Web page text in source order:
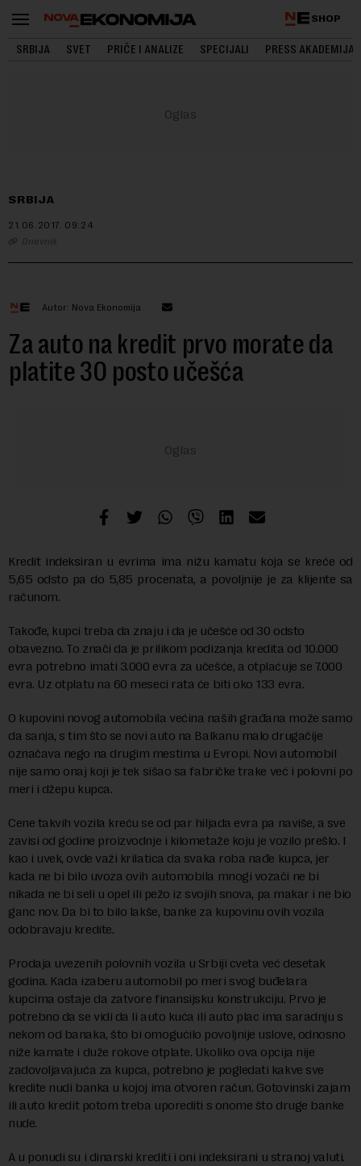
SHOP
SRBIJA SVET PRIČE I ANALIZE SPECIJALI PRESS AKADEMIJA
SRBIJA
21.06.2017. 09:24
Dnevnik
Autor: Nova Ekonomija
Za auto na kredit prvo morate da
platite 30 posto učešća
Kredit indeksiran u evrima ima nižu kamatu koja se kreće od
5,65 odsto pa do 5,85 procenata, a povoljnije je za klijente sa
računom.
Takođe, kupci treba da znaju i da je učešće od 30 odsto
obavezno. To znači da je prilikom podizanja kredita od 10.000
evra potrebno imati 3.000 evra za učešće, a otplaćuje se 7.000
evra. Uz otplatu na 60 meseci rata će biti oko 133 evra.
O kupovini novog automobila većina naših građana može samo
da sanja, s tim što se novi auto na Balkanu malo drugačije
označava nego na drugim mestima u Evropi. Novi automobil
nije samo onaj koji je tek sišao sa fabričke trake već i polovni po
meri i džepu kupca.
Cene takvih vozila kreću se od par hiljada evra pa naviše, a sve
zavisi od godine proizvodnje i kilometaže koju je vozilo prešlo. I
kao i uvek, ovde važi krilatica da svaka roba nađe kupca, jer
kada ne bi bilo uvoza ovih automobila mnogi vozači ne bi
nikada ne bi seli u opel ili pežo iz svojih snova, pa makar i ne bio
ganc nov. Da bi to bilo lakše, banke za kupovinu ovih vozila
odobravaju kredite.
Prodaja uvezenih polovnih vozila u Srbiji cveta već desetak
godina. Kada izaberu automobil po meri svog buđelara
kupcima ostaje da zatvore finansijsku konstrukciju. Prvo je
potrebno da se vidi da li auto kuća ili auto plac ima saradnju s
nekom od banaka, što bi omogućilo povoljnije uslove, odnosno
niže kamate i duže rokove otplate. Ukoliko ova opcija nije
zadovoljavajuća za kupca, potrebno je pogledati kakve sve
kredite nudi banka u kojoj ima otvoren račun. Gotovinski zajam
ili auto kredit potom treba uporediti s onome što druge banke
nude.
A u ponudi su i dinarski krediti i oni indeksirani u stranoj valuti.